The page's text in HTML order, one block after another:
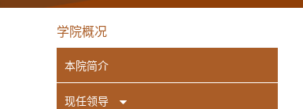
学院概况
本院简介
现任领导